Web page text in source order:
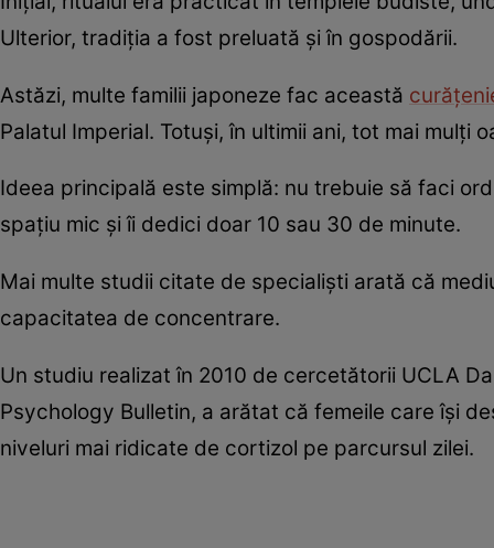
Ulterior, tradiția a fost preluată și în gospodării.
Astăzi, multe familii japoneze fac această
Palatul Imperial. Totuși, în ultimii ani, tot mai
Ideea principală este simplă: nu trebuie să faci
spațiu mic și îi dedici doar 10 sau 30 de minute.
Mai multe studii citate de specialiști arată că
capacitatea de concentrare.
Un studiu realizat în 2010 de cercetătorii UCLA
Psychology Bulletin, a arătat că femeile care își
niveluri mai ridicate de cortizol pe parcursul zilei.